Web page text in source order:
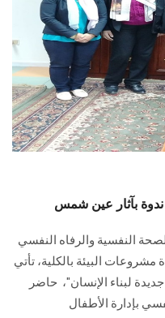
ندوة بآثار عين شمس
النفسية والرفاه النفسي
مشروعات البيئة بالكلية، تأتي
لبناء الإنسان"، ‏ حاضر
بإدارة الأطفال